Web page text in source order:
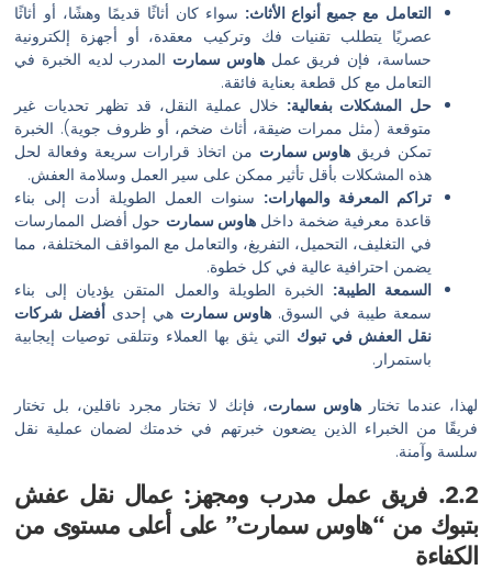
مع جميع أنواع الأثاث:سواء كان أثاثًا قديمًا وهشًا، أو أثاثًا
يتطلب تقنيات فك وتركيب معقدة، أو أجهزة إلكترونية
فإن فريق عملهاوس سمارتالمدرب لديه الخبرة في
مع كل قطعة بعناية فائقة.
بفعالية:خلال عملية النقل، قد تظهر تحديات غير
(مثل ممرات ضيقة، أثاث ضخم، أو ظروف جوية). الخبرة
هاوس سمارتمن اتخاذ قرارات سريعة وفعالة لحل
بأقل تأثير ممكن على سير العمل وسلامة العفش.
المعرفة والمهارات:سنوات العمل الطويلة أدت إلى بناء
معرفية ضخمة داخلهاوس سمارتحول أفضل الممارسات
التحميل، التفريغ، والتعامل مع المواقف المختلفة، مما
احترافية عالية في كل خطوة.
الطيبة:الخبرة الطويلة والعمل المتقن يؤديان إلى بناء
طيبة في السوق.هاوس سمارتهي إحدى أفضل شركات
في تبوكالتي يثق بها العملاء وتتلقى توصيات إيجابية
تختارهاوس سمارت، فإنك لا تختار مجرد ناقلين، بل تختار
الذين يضعون خبرتهم في خدمتك لضمان عملية نقل
عمل مدرب ومجهز: عمال نقل عفش
“هاوس سمارت” على أعلى مستوى من